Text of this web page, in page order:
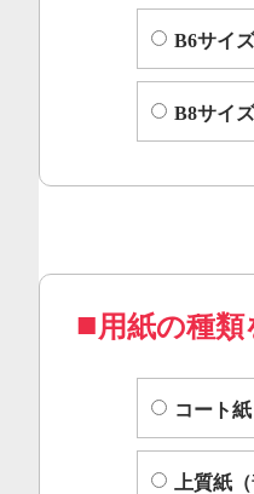
B6サイ
B8サイ
用紙の種
コート紙
上質紙